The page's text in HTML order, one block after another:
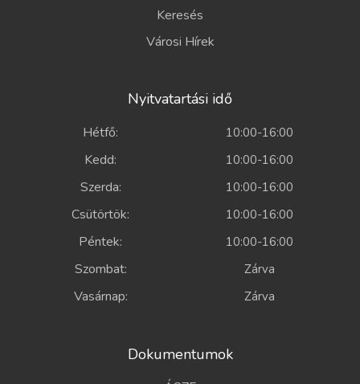
Keresés
Városi Hírek
Nyitvatartási idő
Hétfő: 10:00-16:00
Kedd: 10:00-16:00
Szerda: 10:00-16:00
Csütörtök: 10:00-16:00
Péntek: 10:00-16:00
Szombat: Zárva
Vasárnap: Zárva
Dokumentumok